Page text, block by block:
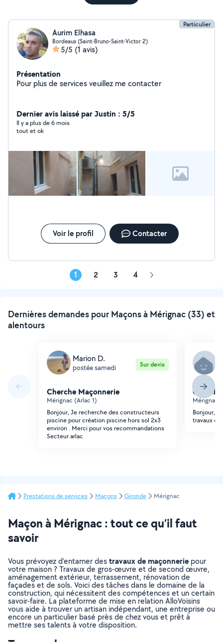
Particulier
Aurim Elhasa
Bordeaux (Saint-Bruno-Saint-Victor 2)
5/5 (1 avis)
Présentation
Pour plus de services veuillez me contacter
Dernier avis laissé par Justin : 5/5
Il y a plus de 6 mois
tout et ok
Voir le profil Contacter
1 2 3 4 Page
Dernières demandes pour Maçons à Mérignac (33) et
alentours
Marion D.
postée samedi Sur devis
Cherche Maçonnerie
Mérignac (Arlac 1)
Bonjour, Je recherche des constructeurs
piscine pour création piscine hors sol 2x3
environ . Merci pour vos recommandations
Secteur arlac
Mérignac
Bonjour,
travaux
Prestations de services Maçons Gironde Mérignac
Maçon à Mérignac : tout ce qu’il faut
savoir
Vous prévoyez d’entamer destravaux de maçonnerie pour
votre maison ? Travaux de gros-œuvre et de second œuvre,
aménagement extérieur, terrassement, rénovation de
façades et de sols. Voici des tâches dans le domaine de la
construction, qui nécessitent des compétences et un certain
savoir-faire. La plateforme de mise en relation AlloVoisins
vous aide à trouver un artisan indépendant, une entreprise ou
encore un particulier basé près de chez vous et prêt à
mettre ses talents à votre disposition.